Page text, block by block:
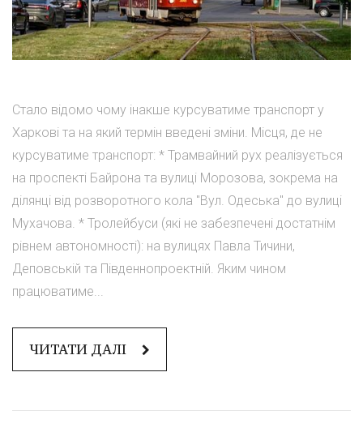
Стало відомо чому інакше курсуватиме транспорт у
Харкові та на який термін введені зміни. Місця, де не
курсуватиме транспорт: * Трамвайний рух реалізується
на проспекті Байрона та вулиці Морозова, зокрема на
ділянці від розворотного кола "Вул. Одеська" до вулиці
Мухачова. * Тролейбуси (які не забезпечені достатнім
рівнем автономності): на вулицях Павла Тичини,
Деповській та Південнопроектній. Яким чином
працюватиме...
ЧИТАТИ ДАЛІ